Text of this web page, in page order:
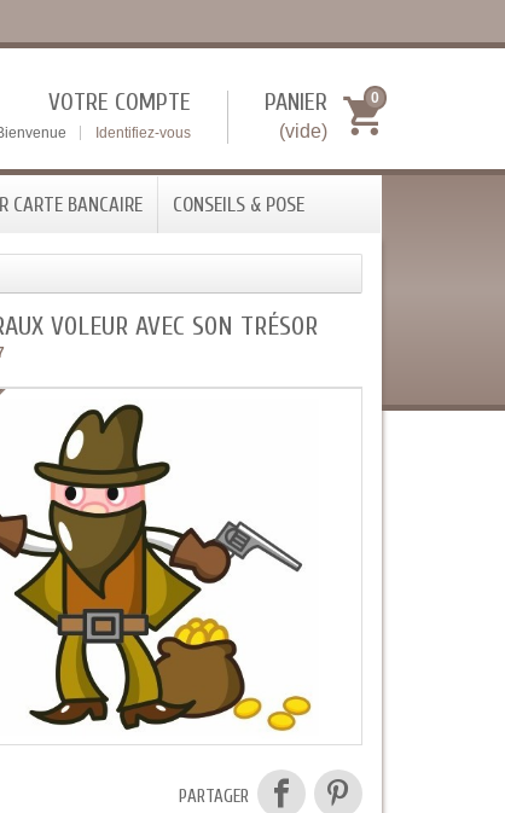
PANIER
(vide)
0
VOTRE COMPTE
Identifiez-vous
CARTE BANCAIRE CONSEILS & POSE
VOLEUR AVEC SON TRÉSOR
PARTAGER